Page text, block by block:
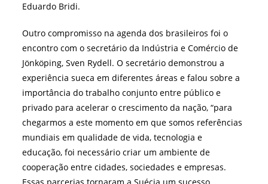
Eduardo Bridi.
Outro compromisso na agenda dos brasileiros foi o
encontro com o secretário da Indústria e Comércio de
Jönköping, Sven Rydell. O secretário demonstrou a
experiência sueca em diferentes áreas e falou sobre a
importância do trabalho conjunto entre público e
privado para acelerar o crescimento da nação, “para
chegarmos a este momento em que somos referências
mundiais em qualidade de vida, tecnologia e
educação, foi necessário criar um ambiente de
cooperação entre cidades, sociedades e empresas.